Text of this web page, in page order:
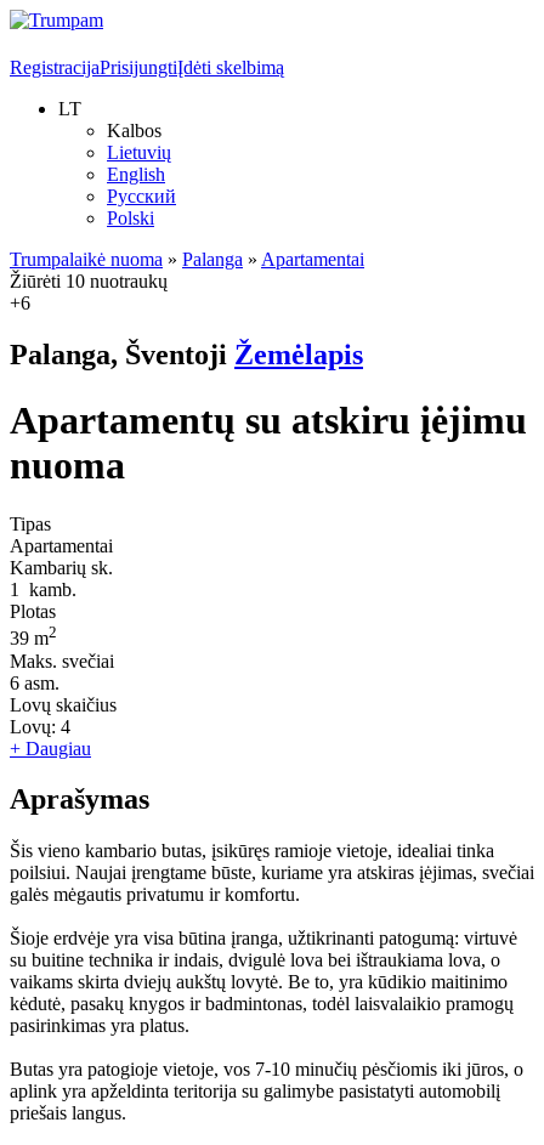
RegistracijaPrisijungtiĮdėti skelbimą
LT
Kalbos
Lietuvių
English
Русский
Polski
Trumpalaikė nuoma » Palanga » Apartamentai
Žiūrėti 10 nuotraukų
+6
Palanga, Šventoji Žemėlapis
Apartamentų su atskiru įėjimu
nuoma
Tipas
Apartamentai
Kambarių sk.
1
kamb.
Plotas
39 m2
Maks. svečiai
6 asm.
Lovų skaičius
Lovų: 4
+ Daugiau
Aprašymas
Šis vieno kambario butas, įsikūręs ramioje vietoje, idealiai tinka
poilsiui. Naujai įrengtame būste, kuriame yra atskiras įėjimas, svečiai
galės mėgautis privatumu ir komfortu.
Šioje erdvėje yra visa būtina įranga, užtikrinanti patogumą: virtuvė
su buitine technika ir indais, dvigulė lova bei ištraukiama lova, o
vaikams skirta dviejų aukštų lovytė. Be to, yra kūdikio maitinimo
kėdutė, pasakų knygos ir badmintonas, todėl laisvalaikio pramogų
pasirinkimas yra platus.
Butas yra patogioje vietoje, vos 7-10 minučių pėsčiomis iki jūros, o
aplink yra apželdinta teritorija su galimybe pasistatyti automobilį
priešais langus.